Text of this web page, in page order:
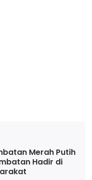
Merah Putih
Hadir di